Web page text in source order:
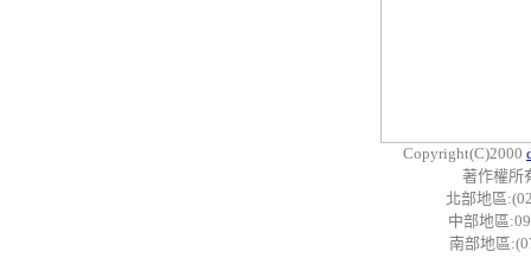
Copyright(C)2000
著作權所
北部地區
中部地區
南部地區